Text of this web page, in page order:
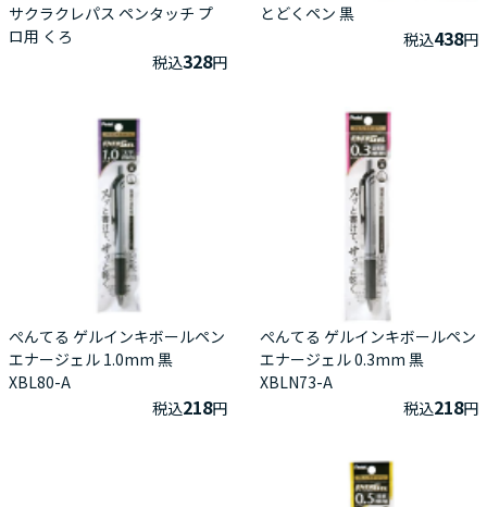
サクラクレパス ペンタッチ プ
ロ用 くろ
税込328円
とどくペン 黒
税込438円
ぺんてる ゲルインキボールペン
エナージェル 1.0mm 黒
XBL80-A
税込218円
ぺんてる ゲルインキボールペン
エナージェル 0.3mm 黒
XBLN73-A
税込218円